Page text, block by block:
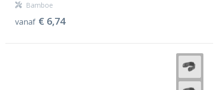
Bamboe
vanaf € 6,74